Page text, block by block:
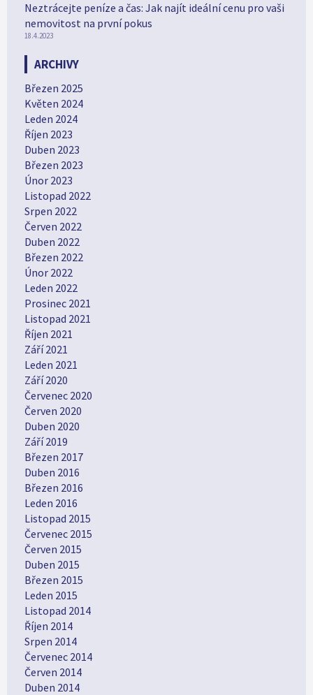
Neztrácejte peníze a čas: Jak najít ideální cenu pro vaši
nemovitost na první pokus
18.4.2023
ARCHIVY
Březen 2025
Květen 2024
Leden 2024
Říjen 2023
Duben 2023
Březen 2023
Únor 2023
Listopad 2022
Srpen 2022
Červen 2022
Duben 2022
Březen 2022
Únor 2022
Leden 2022
Prosinec 2021
Listopad 2021
Říjen 2021
Září 2021
Leden 2021
Září 2020
Červenec 2020
Červen 2020
Duben 2020
Září 2019
Březen 2017
Duben 2016
Březen 2016
Leden 2016
Listopad 2015
Červenec 2015
Červen 2015
Duben 2015
Březen 2015
Leden 2015
Listopad 2014
Říjen 2014
Srpen 2014
Červenec 2014
Červen 2014
Duben 2014